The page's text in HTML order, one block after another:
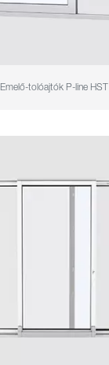
Emelő-tolóajtók P-line HST